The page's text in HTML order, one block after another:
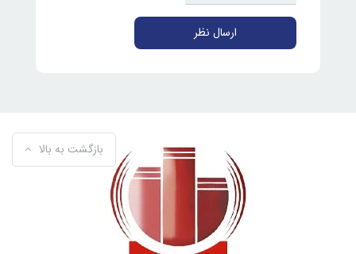
ارسال نظر
بازگشت به بالا